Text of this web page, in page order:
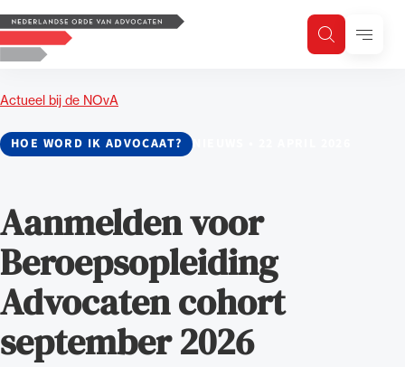
Logo, to the homepage
ZoekenMenu
Actueel bij de NOvA
Aanmelden voor
Beroepsopleiding
Advocaten cohort
september 2026
HOE WORD IK ADVOCAAT?
Zoeken
Zoek op trefwoord